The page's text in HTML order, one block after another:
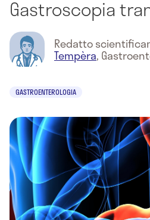
Gastroscopia
Redatto
Tempèra,
GASTROENTEROLOGIA